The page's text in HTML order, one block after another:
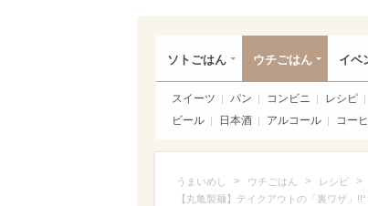
ソトごはん ウチごはん イベ
スイーツ パン コンビニ レシピ
ビール
日本酒 アルコール コー
うまいめし > ウチごはん > レシピ >
【丸亀製麺】テイクアウトの「裏ワザ」